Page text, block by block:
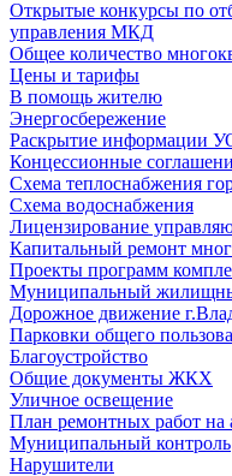
Открытые конкурсы по
управления МКД
Общее количество
Цены и тарифы
В помощь жителю
Энергосбережение
Раскрытие
Концессионные
Схема теплоснабжения
Схема водоснабжения
Лицензирование
Капитальный ремонт
Проекты программ
Муниципальный
Дорожное движение
Парковки общего
Благоустройство
Общие документы ЖКХ
Уличное освещение
План ремонтных работ на
Муниципальный контроль
Нарушители